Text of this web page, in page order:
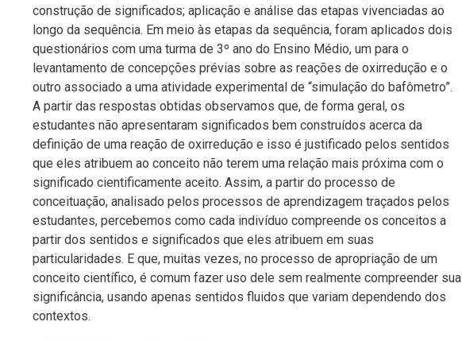
construção de significados; aplicação e análise das etapas vivenciadas ao
longo da sequência. Em meio às etapas da sequência, foram aplicados dois
questionários com uma turma de 3º ano do Ensino Médio, um para o
levantamento de concepções prévias sobre as reações de oxirredução e o
outro associado a uma atividade experimental de “simulação do bafômetro”.
A partir das respostas obtidas observamos que, de forma geral, os
estudantes não apresentaram significados bem construídos acerca da
definição de uma reação de oxirredução e isso é justificado pelos sentidos
que eles atribuem ao conceito não terem uma relação mais próxima com o
significado cientificamente aceito. Assim, a partir do processo de
conceituação, analisado pelos processos de aprendizagem traçados pelos
estudantes, percebemos como cada indivíduo compreende os conceitos a
partir dos sentidos e significados que eles atribuem em suas
particularidades. E que, muitas vezes, no processo de apropriação de um
conceito científico, é comum fazer uso dele sem realmente compreender sua
significância, usando apenas sentidos fluidos que variam dependendo dos
contextos.